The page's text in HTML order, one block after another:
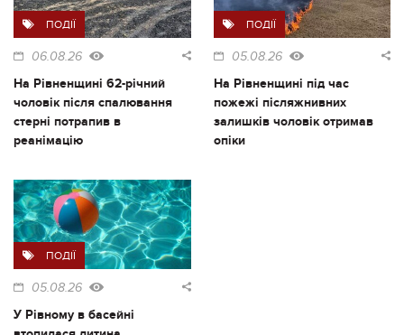
ПОДІЇ
06.08.26
На Рівненщині 62-річний
чоловік після спалювання
стерні потрапив в
реанімацію
ПОДІЇ
05.08.26
На Рівненщині під час
пожежі післяжнивних
залишків чоловік отримав
опіки
ПОДІЇ
05.08.26
У Рівному в басейні